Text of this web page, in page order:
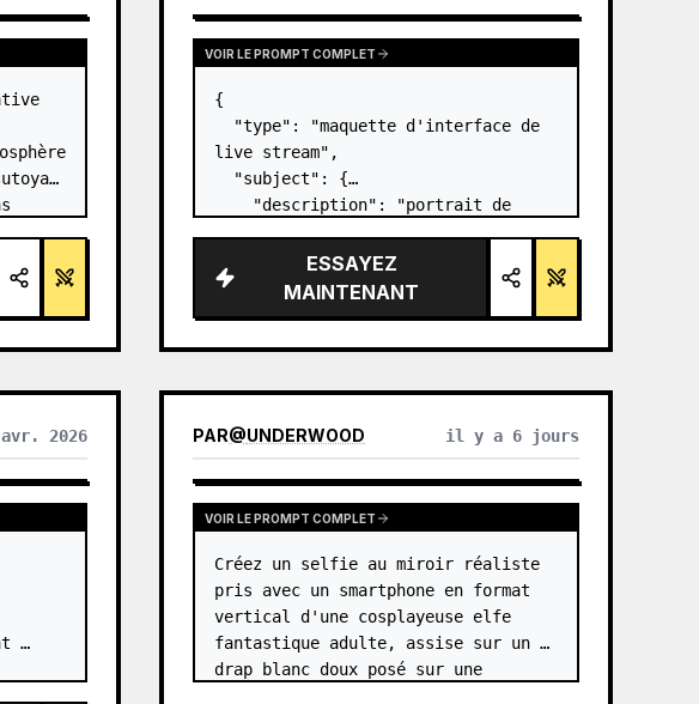
VOIR LE PROMPT COMPLET
{
  "type": "maquette d'interface de
live stream",
  "subject": {
shirt noir avec un graphique
technique blanc",
ESSAYEZ
MAINTENANT
2026 PAR@UNDERWOOD il y a 6 jours
VOIR LE PROMPT COMPLET
Créez un selfie au miroir réaliste
pris avec un smartphone en format
vertical d'une cosplayeuse elfe
fantastique adulte, assise sur un
drap blanc doux posé sur une